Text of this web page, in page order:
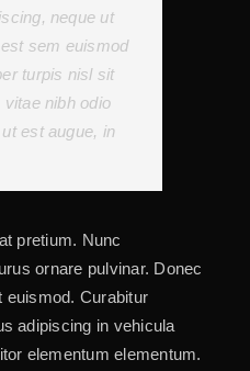
neque ut
sem euismod
turpis nisl sit
nibh odio
est augue, in
pretium. Nunc
ornare pulvinar. Donec
Curabitur
adipiscing in vehicula
elementum elementum.